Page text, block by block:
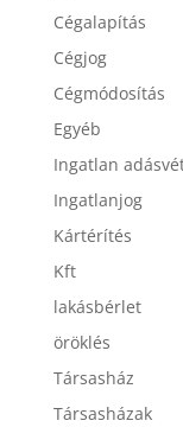
Cégalapítás
Cégjog
Cégmódosítás
Egyéb
Ingatlan
Ingatlanjog
Kártérítés
Kft
lakásbérlet
öröklés
Társasház
Társasházak